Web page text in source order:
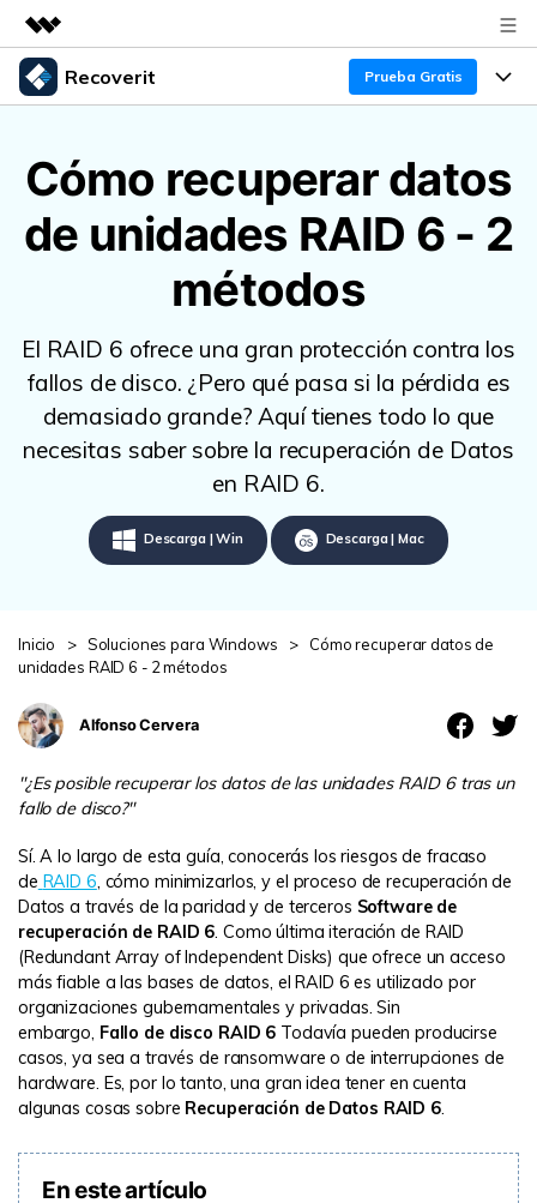
Productos destacados
Utilidades
Resumen
Soluciones
Quiénes somos
Sala de prensa
Soporte
Recoverit Prueba Gratis
Recoverit para Windows
Líder en recuperación para Windows
Pruébalo Gratis
Recoverit para Mac
Recupera datos ilimitados del sistema Mac
Pruébalo Gratis
Recupera datos perdidos/eliminados gratis
Repairit - Reparar Datos
UBackit - Respaldar Datos
Funciones
Recuperar de Unidades
Recuperar Medios Borrados
Soluciones de Recuperación Exclusivas
Recuperar Documentos
Escenarios de Pérdida de Datos
VER TODAS LAS FUNCIONES
Recursos
Experto en Recuperación de Datos
Historias de Clientes
Guía
DESCARGAR Sign In
search
Cómo recuperar datos
de unidades RAID 6 - 2
métodos
El RAID 6 ofrece una gran protección contra los
fallos de disco. ¿Pero qué pasa si la pérdida es
demasiado grande? Aquí tienes todo lo que
necesitas saber sobre la recuperación de Datos
en RAID 6.
Descarga | Win Descarga | Mac
Inicio > Soluciones para Windows >
Cómo recuperar datos de
unidades RAID 6 - 2 métodos
Alfonso Cervera
"¿Es posible recuperar los datos de las unidades RAID 6 tras un
fallo de disco?"
Sí. A lo largo de esta guía, conocerás los riesgos de fracaso
de RAID 6, cómo minimizarlos, y el proceso de recuperación de
Datos a través de la paridad y de terceros Software de
recuperación de RAID 6. Como última iteración de RAID
(Redundant Array of Independent Disks) que ofrece un acceso
más fiable a las bases de datos, el RAID 6 es utilizado por
organizaciones gubernamentales y privadas. Sin
embargo, Fallo de disco RAID 6 Todavía pueden producirse
casos, ya sea a través de ransomware o de interrupciones de
hardware. Es, por lo tanto, una gran idea tener en cuenta
algunas cosas sobre Recuperación de Datos RAID 6.
En este artículo